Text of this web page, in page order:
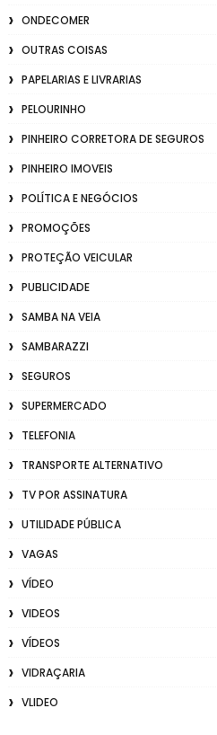
ONDECOMER
OUTRAS COISAS
PAPELARIAS E LIVRARIAS
PELOURINHO
PINHEIRO CORRETORA DE SEGUROS
PINHEIRO IMOVEIS
POLÍTICA E NEGÓCIOS
PROMOÇÕES
PROTEÇÃO VEICULAR
PUBLICIDADE
SAMBA NA VEIA
SAMBARAZZI
SEGUROS
SUPERMERCADO
TELEFONIA
TRANSPORTE ALTERNATIVO
TV POR ASSINATURA
UTILIDADE PÚBLICA
VAGAS
VÍDEO
VIDEOS
VÍDEOS
VIDRAÇARIA
VLIDEO